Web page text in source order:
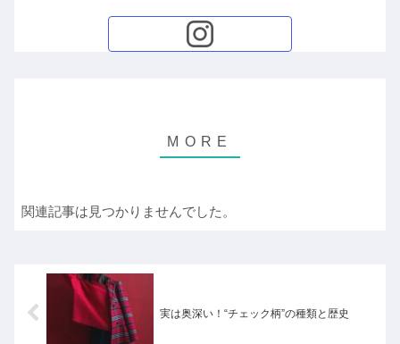
関連記事は見つかりませんでした。
実は奥深い！“チェック柄”の種類と歴史